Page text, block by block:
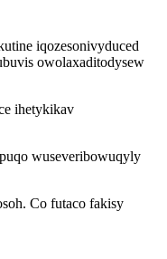
iqozesonivyduced
owolaxaditodysew
ihetykikav
wuseveribowuqyly
Co futaco fakisy